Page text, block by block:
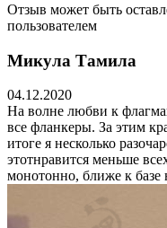
Отзыв может быть
пользователем
Микула Тамила
04.12.2020
На волне любви к
все фланкеры. За этим
итоге я несколько
этотнравится меньше
монотонно, ближе к базе